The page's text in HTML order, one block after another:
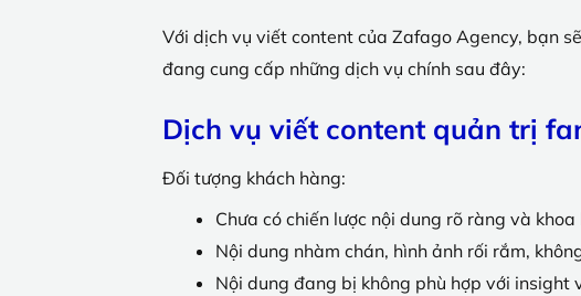
Với dịch vụ viết content của Zafago Agency, bạn
đang cung cấp những dịch vụ chính sau đây:
Dịch vụ viết content quản trị
Đối tượng khách hàng:
Chưa có chiến lược nội dung rõ ràng và khoa
Nội dung nhàm chán, hình ảnh rối rắm,
Nội dung đang bị không phù hợp với insight